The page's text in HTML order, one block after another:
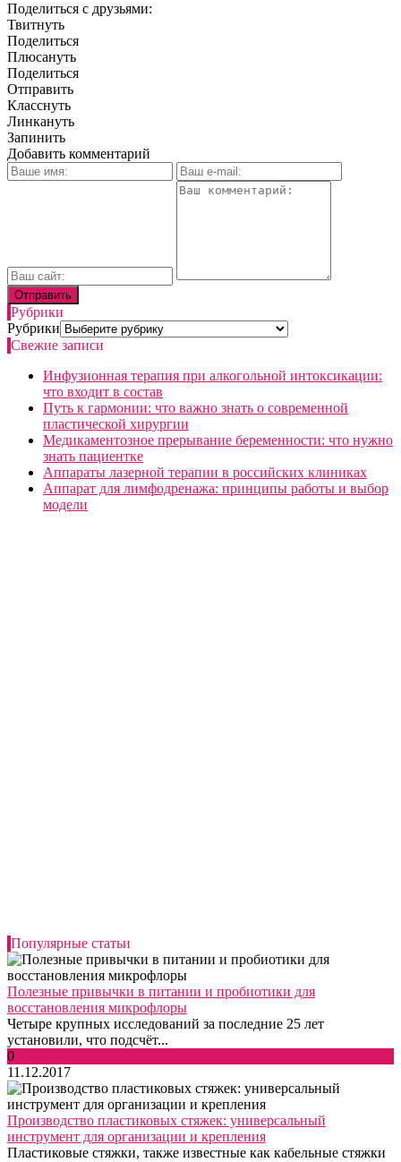
Поделиться с друзьями:
Твитнуть
Поделиться
Плюсануть
Поделиться
Отправить
Класснуть
Линкануть
Запинить
Добавить комментарий
Рубрики
Рубрики
Свежие записи
Инфузионная терапия при алкогольной интоксикации:
что входит в состав
Путь к гармонии: что важно знать о современной
пластической хирургии
Медикаментозное прерывание беременности: что нужно
знать пациентке
Аппараты лазерной терапии в российских клиниках
Аппарат для лимфодренажа: принципы работы и выбор
модели
Популярные статьи
Полезные привычки в питании и пробиотики для
восстановления микрофлоры
Четыре крупных исследований за последние 25 лет
установили, что подсчёт...
0
11.12.2017
Производство пластиковых стяжек: универсальный
инструмент для организации и крепления
Пластиковые стяжки, также известные как кабельные стяжки